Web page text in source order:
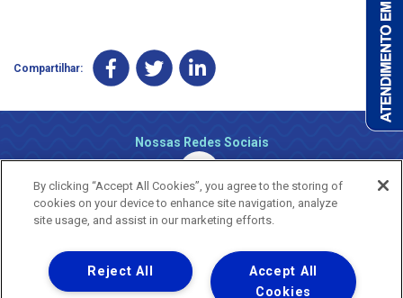
Compartilhar:
Nossas Redes Sociais
Uma empresa
Copyright ® 2026 - Todos os Direitos Reservados.
By clicking “Accept All Cookies”, you agree to the storing of
cookies on your device to enhance site navigation, analyze
site usage, and assist in our marketing efforts.
Accept All
Cookies
Reject All